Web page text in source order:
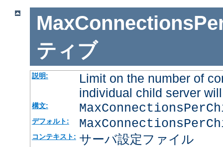
ティブ
説明:
Limit on the number of
individual child server
構文:
デフォルト:
コンテキスト: サーバ設定ファイル